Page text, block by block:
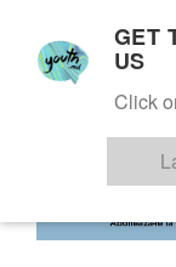
GET
US
Click